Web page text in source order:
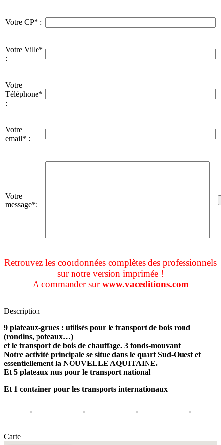
Votre CP* :
Votre Ville*
:
Votre
Téléphone*
:
Votre
email* :
Votre
message*:
Retrouvez les coordonnées complètes des professionnels
sur notre version imprimée !
A commander surwww.vaceditions.com
Description
9 plateaux-grues : utilisés pour le transport de bois rond
(rondins, poteaux…)
et le transport de bois de chauffage. 3 fonds-mouvant
Notre activité principale se situe dans le quart Sud-Ouest et
essentiellement la NOUVELLE AQUITAINE.
Et 5 plateaux nus pour le transport national
Et 1 container pour les transports internationaux
Carte